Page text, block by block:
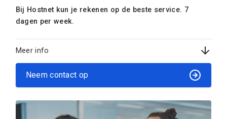
Bij Hostnet kun je rekenen op de beste service. 7
dagen per week.
Meer info
Neem contact op